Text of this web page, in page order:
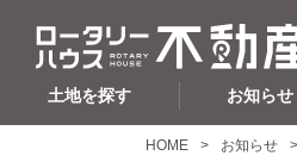
土地を探す お知らせ
HOME お知らせ